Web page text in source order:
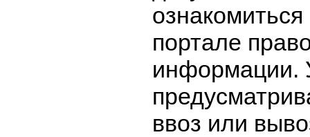
портале
информации.
ввоз или